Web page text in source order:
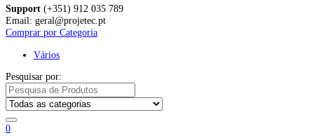
Support (+351) 912 035 789
Email: geral@projetec.pt
Comprar por Categoria
Vários
Pesquisar por:
0